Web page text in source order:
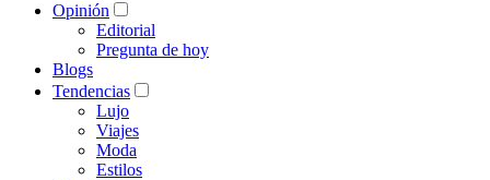
Opinión
Editorial
Pregunta de hoy
Blogs
Tendencias
Lujo
Viajes
Moda
Estilos